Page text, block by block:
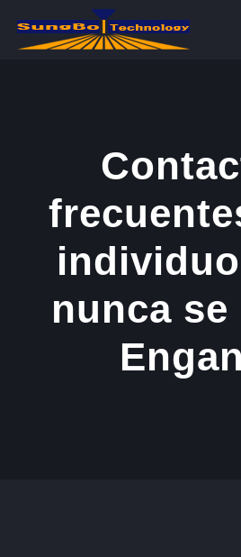
nunca se